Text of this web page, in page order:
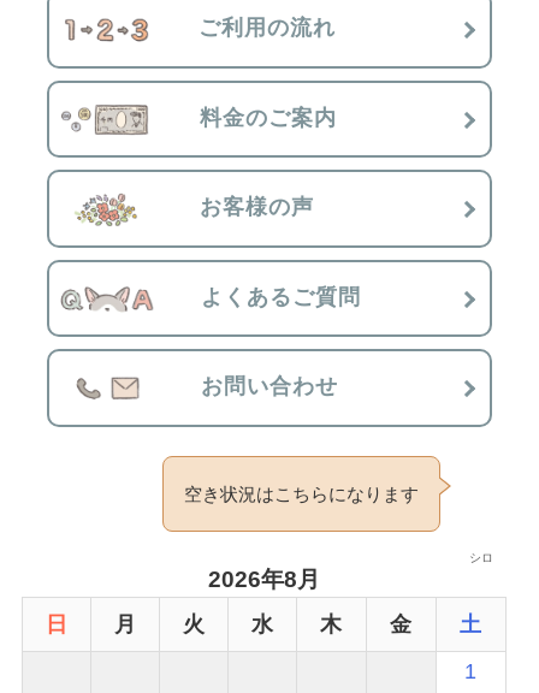
ご利用の流れ
料金のご案内
お客様の声
よくあるご質問
お問い合わせ
シロ
空き状況はこちらになります
2026年8月
日 月 火 水 木 金
土
1